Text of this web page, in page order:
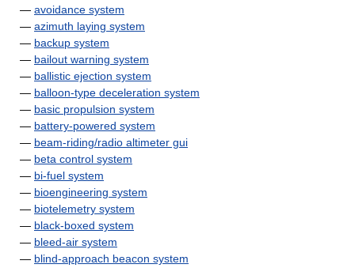
— avoidance system
— azimuth laying system
— backup system
— bailout warning system
— ballistic ejection system
— balloon-type deceleration system
— basic propulsion system
— battery-powered system
— beam-riding/radio altimeter gui
— beta control system
— bi-fuel system
— bioengineering system
— biotelemetry system
— black-boxed system
— bleed-air system
— blind-approach beacon system